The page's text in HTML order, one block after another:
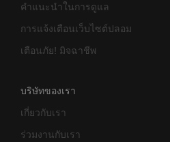
คำแนะนำในการดูแล
การแจ้งเตือนเว็บไซต์ปลอม
เตือนภัย! มิจฉาชีพ
บริษัทของเรา
เกี่ยวกับเรา
ร่วมงานกับเรา